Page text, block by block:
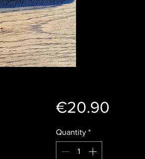
€20.90
Quantity *